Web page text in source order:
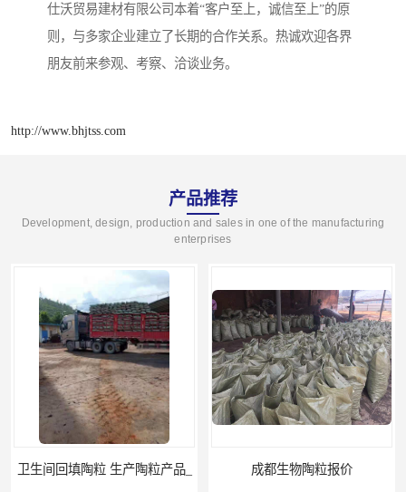
仕沃贸易建材有限公司本着“客户至上，诚信至上”的原
则，与多家企业建立了长期的合作关系。热诚欢迎各界
朋友前来参观、考察、洽谈业务。
http://www.bhjtss.com
产品推荐
Development, design, production and sales in one of the manufacturing
enterprises
成都生物陶粒报价